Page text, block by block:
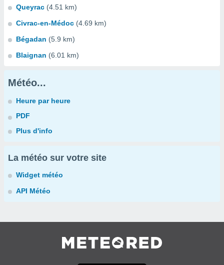
Queyrac (4.51 km)
Civrac-en-Médoc (4.69 km)
Bégadan (5.9 km)
Blaignan (6.01 km)
Météo...
Heure par heure
PDF
Plus d'info
La météo sur votre site
Widget météo
API Météo